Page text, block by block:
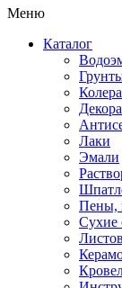
Меню
Каталог
Лаки
Эмали
Пены,
Сухие